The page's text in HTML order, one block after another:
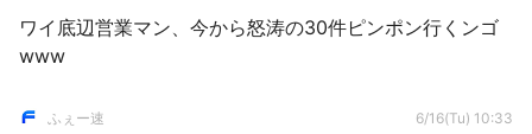
ワイ底辺営業マン、今から怒涛の30件ピンポン行くンゴ
www
ふぇー速 6/16(Tu) 10:33